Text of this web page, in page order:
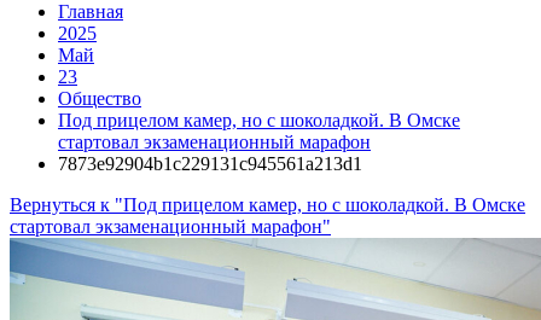
Главная
2025
Май
23
Общество
Под прицелом камер, но с шоколадкой. В Омске
стартовал экзаменационный марафон
7873e92904b1c229131c945561a213d1
Вернуться к "Под прицелом камер, но с шоколадкой. В Омске
стартовал экзаменационный марафон"